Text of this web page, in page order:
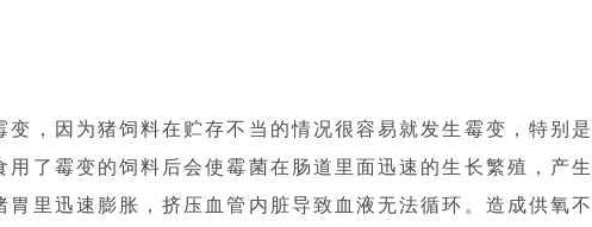
，因为猪饲料在贮存不当的情况很容易就发生霉变，特别是
了霉变的饲料后会使霉菌在肠道里面迅速的生长繁殖，产生
里迅速膨胀，挤压血管内脏导致血液无法循环。造成供氧不